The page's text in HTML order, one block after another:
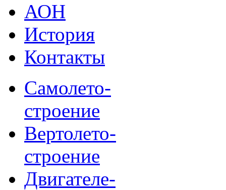
АОН
История
Контакты
Самолето-
строение
Вертолето-
строение
Двигателе-